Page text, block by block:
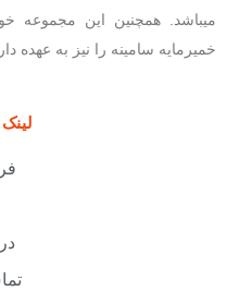
میباشد. همچنین این مجموعه
خمیرمایه سامینه را نیز به عهده